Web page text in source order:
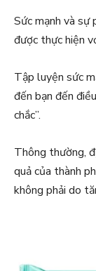
Sức mạnh và sự
được thực hiện
Tập luyện sức
đến bạn đến
chắc”.
Thông thường,
quả của thành
không phải do